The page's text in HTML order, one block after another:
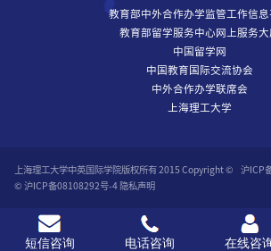
教育部中外合作办学监管工作信息
教育部留学服务中心网上服务大
中国留学网
中国教育国际交流协会
中外合作办学联席会
上海理工大学
上海理工大学中英国际学院版权所有 2015 Copyright © 沪
© 沪ICP备08108292号-4 隐私声明
短信咨询 电话咨询 在线咨